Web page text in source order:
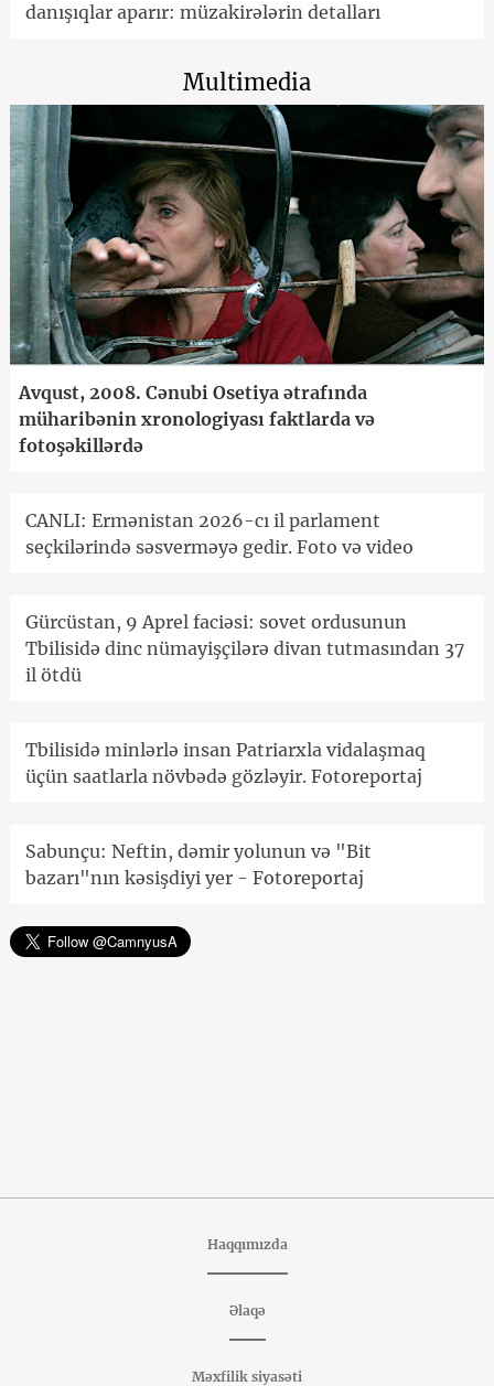
danışıqlar aparır: müzakirələrin detalları
Multimedia
Avqust, 2008. Cənubi Osetiya ətrafında
müharibənin xronologiyası faktlarda və
fotoşəkillərdə
CANLI: Ermənistan 2026-cı il parlament
seçkilərində səsverməyə gedir. Foto və video
Gürcüstan, 9 Aprel faciəsi: sovet ordusunun
Tbilisidə dinc nümayişçilərə divan tutmasından 37
il ötdü
Tbilisidə minlərlə insan Patriarxla vidalaşmaq
üçün saatlarla növbədə gözləyir. Fotoreportaj
Sabunçu: Neftin, dəmir yolunun və "Bit
bazarı"nın kəsişdiyi yer - Fotoreportaj
Haqqımızda
Əlaqə
Məxfilik siyasəti